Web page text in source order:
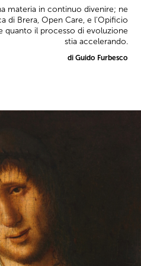
materia in continuo divenire; ne
di Brera, Open Care, e l'Opificio
quanto il processo di evoluzione
stia accelerando.
di Guido Furbesco